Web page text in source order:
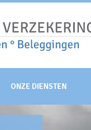
ONZE DIENSTEN